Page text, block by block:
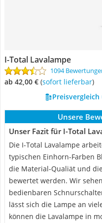
I-Total Lavalampe
1094
ab 42,00 € ( Sofort lieferbar)
Unsere
Unser Fazit für I-Total
Die I-Total Lavalampe
typischen Einhorn-Farben
die Material-Qualiät und
bewertet werden. Wir
bedienbaren
lässt sich die Lampe an
können die Lavalampe in